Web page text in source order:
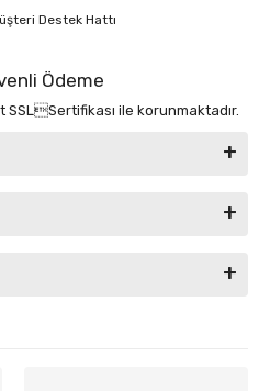
Destek Hattı
Ödeme
ile korunmaktadır.